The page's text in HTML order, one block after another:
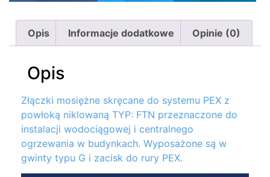
Opis Informacje dodatkowe Opinie (0)
Opis
Złączki mosiężne skręcane do systemu PEX z
powłoką niklowaną TYP: FTN przeznaczone do
instalacji wodociągowej i centralnego
ogrzewania w budynkach. Wyposażone są w
gwinty typu G i zacisk do rury PEX.